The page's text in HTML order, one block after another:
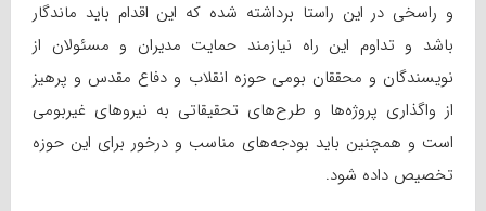
و راسخی در این راستا برداشته شده که این اقدام باید ماندگار
باشد و تداوم این راه نیازمند حمایت مدیران و مسئولان از
نویسندگان و محققان بومی حوزه انقلاب و دفاع مقدس و پرهیز
از واگذاری پروژه‌ها و طرح‌های تحقیقاتی به نیروهای غیربومی
است و همچنین باید بودجه‌های مناسب و درخور برای این حوزه
تخصیص داده شود.